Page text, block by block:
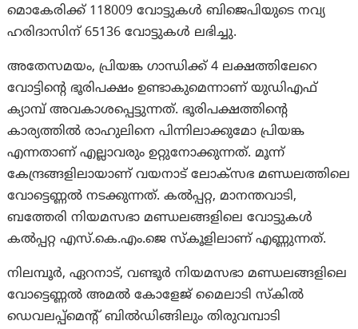
മൊകേരിക്ക് 118009 വോട്ടുകൾ ബിജെപിയുടെ നവ്യ
ഹരിദാസിന് 65136 വോട്ടുകൾ ലഭിച്ചു.
അതേസമയം, പ്രിയങ്ക ഗാന്ധിക്ക് 4 ലക്ഷത്തിലേറെ
വോട്ടിന്‍റെ ഭൂരിപക്ഷം ഉണ്ടാകുമെന്നാണ് യുഡിഎഫ്
ക്യാമ്പ് അവകാശപ്പെട്ടുന്നത്. ഭൂരിപക്ഷത്തിന്‍റെ
കാര്യത്തിൽ രാഹുലിനെ പിന്നിലാക്കുമോ പ്രിയങ്ക
എന്നതാണ് എല്ലാവരും ഉറ്റുനോക്കുന്നത്. മൂന്ന്
കേന്ദ്രങ്ങളിലായാണ് വയനാട് ലോക്‌സഭ മണ്ഡലത്തിലെ
വോട്ടെണ്ണല്‍ നടക്കുന്നത്. കല്‍പ്പറ്റ, മാനന്തവാടി,
ബത്തേരി നിയമസഭാ മണ്ഡലങ്ങളിലെ വോട്ടുകള്‍
കല്‍പ്പറ്റ എസ്.കെ.എം.ജെ സ്‌കൂളിലാണ് എണ്ണുന്നത്.
നിലമ്പൂര്‍, ഏറനാട്, വണ്ടൂര്‍ നിയമസഭാ മണ്ഡലങ്ങളിലെ
വോട്ടെണ്ണല്‍ അമല്‍ കോളേജ് മൈലാടി സ്‌കില്‍
ഡെവലപ്പ്മെന്‍റ് ബില്‍ഡിങ്ങിലും തിരുവമ്പാടി